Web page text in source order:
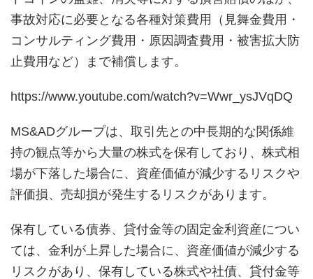
事故対応に必要となる各種対策費用（見舞金費用・
コンサルティング費用・原因調査費用・被害拡大防
止費用など）まで補償します。
https://www.youtube.com/watch?v=Wwr_ysJVqDQ
MS&ADグループは、取引先との中長期的な関係維
持の観点等から大量の株式を保有しており、株式相
場が下落した場合に、資産価値が減少するリスクや
評価損、売却損が発生するリスクがあります。
保有している債券、貸付金等の固定金利資産につい
ては、金利が上昇した場合に、資産価値が減少する
リスクがあり、保有している株式や社債、貸付金等